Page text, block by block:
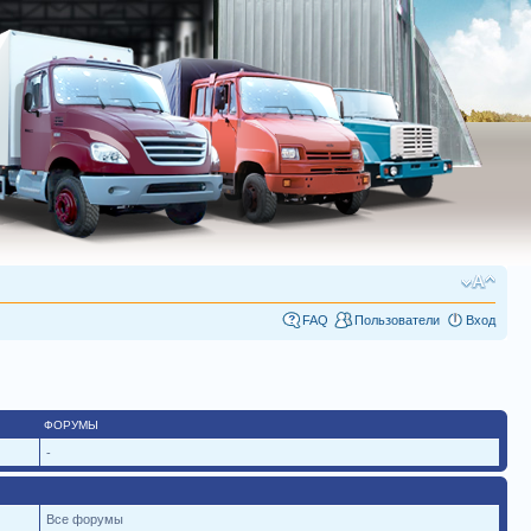
FAQ Пользователи Вход
ФОРУМЫ
-
Все форумы